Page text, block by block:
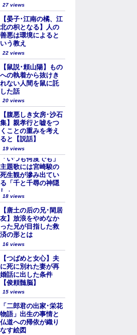
27 views
【晏子･江南の橘、江
北の枳となる】人の
善悪は環境によると
いう教え
22 views
【鼠説･頼山陽】もの
への執着から抜けき
れない人間を鼠に託
した話
20 views
【腹悪しき女房･沙石
集】親孝行と嘘をつ
くことの重みを考え
ると【説話】
19 views
「いつも何度でも」
主題歌には宮崎駿の
死生観が滲み出てい
る「千と千尋の神隠
し」
18 views
【唐土の后の兄･閑居
友】放浪をやめなか
った兄が目指した救
済の形とは
16 views
【つばめと女心】夫
に死に別れた妻が再
婚話に出した条件
【俊頼髄脳】
15 views
「二郎君の出家･栄花
物語」出生の事情と
仏道への帰依が織り
なす絵図